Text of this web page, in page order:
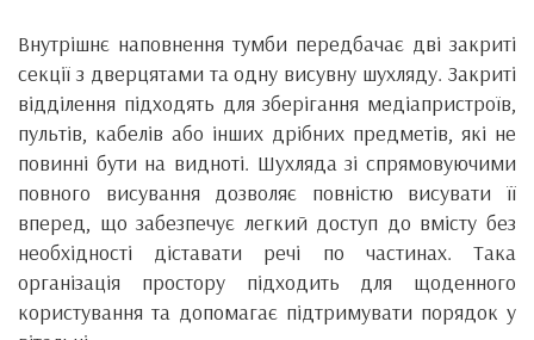
Внутрішнє наповнення тумби передбачає дві закриті
секції з дверцятами та одну висувну шухляду. Закриті
відділення підходять для зберігання медіапристроїв,
пультів, кабелів або інших дрібних предметів, які не
повинні бути на видноті. Шухляда зі спрямовуючими
повного висування дозволяє повністю висувати її
вперед, що забезпечує легкий доступ до вмісту без
необхідності діставати речі по частинах. Така
організація простору підходить для щоденного
користування та допомагає підтримувати порядок у